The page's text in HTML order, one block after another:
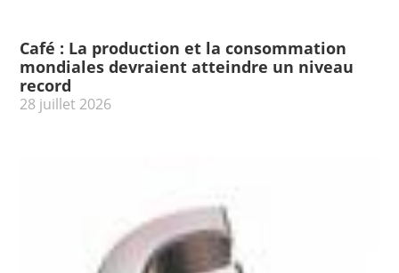
Café : La production et la consommation
mondiales devraient atteindre un niveau
record
28 juillet 2026